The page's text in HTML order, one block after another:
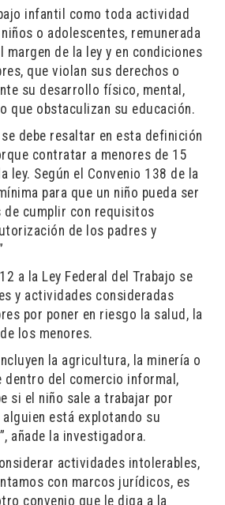
infantil como toda actividad
o adolescentes, remunerada
margen de la ley y en condiciones
que violan sus derechos o
su desarrollo físico, mental,
que obstaculizan su educación.
debe resaltar en esta definición
contratar a menores de 15
ley. Según el Convenio 138 de la
para que un niño pueda ser
de cumplir con requisitos
de los padres y
a la Ley Federal del Trabajo se
y actividades consideradas
por poner en riesgo la salud, la
los menores.
la agricultura, la minería o
dentro del comercio informal,
si el niño sale a trabajar por
está explotando su
añade la investigadora.
actividades intolerables,
con marcos jurídicos, es
convenio que le diga a la